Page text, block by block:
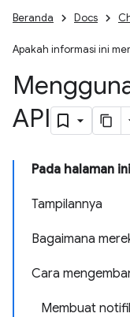
Beranda Docs
Apakah informasi ini
API
Pada halaman ini
Tampilannya
Bagaimana
Cara
Membuat